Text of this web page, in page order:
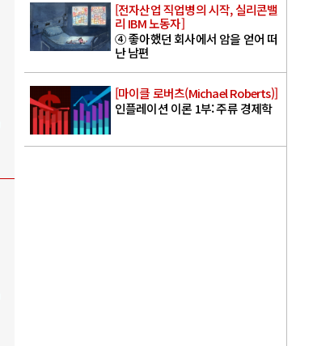
[전자산업 직업병의 시작, 실리콘밸
리 IBM 노동자]
④ 좋아했던 회사에서 암을 얻어 떠
난 남편
[마이클 로버츠(Michael Roberts)]
인플레이션 이론 1부: 주류 경제학